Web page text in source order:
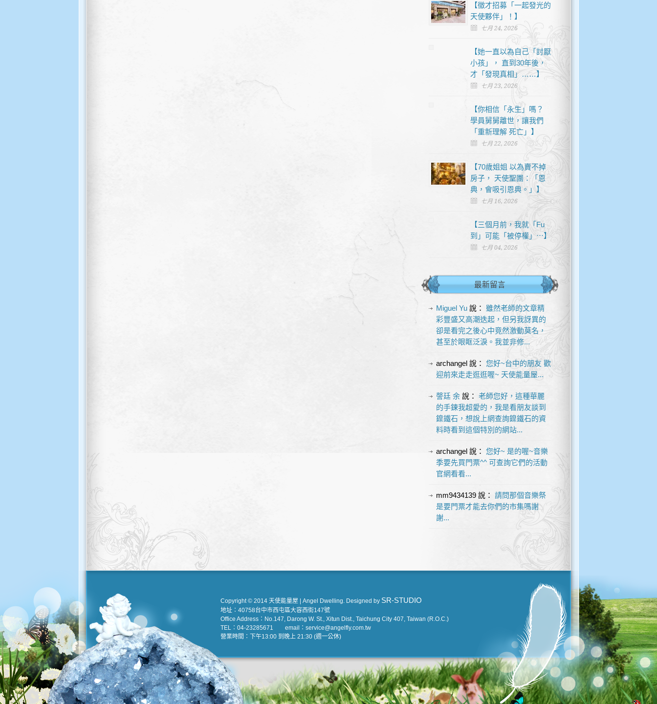
【徵才招募「一起發光的
天使夥伴」！】
七月 24, 2026
【她一直以為自己「討厭
小孩」， 直到30年後，
才「發現真相」……】
七月 23, 2026
【你相信「永生」嗎？
學員舅舅離世，讓我們
「重新理解 死亡」】
七月 22, 2026
【70歲姐姐 以為賣不掉
房子， 天使聖團：「恩
典，會吸引恩典。」】
七月 16, 2026
【三個月前，我就「Fu
到」可能「被停權」⋯】
七月 04, 2026
最新留言
Miguel Yu說： 雖然老師的文章精
彩豐盛又高潮迭起，但另我訝異的
卻是看完之後心中竟然激動莫名，
甚至於眼眶泛淚。我並非修...
archangel說： 您好~台中的朋友 歡
迎前來走走逛逛喔~ 天使能量屋...
謦廷 余說： 老師您好，這種華麗
的手鍊我超愛的，我是看朋友談到
鎳鐵石，想說上網查詢鎳鐵石的資
料時看到這個特別的網站...
archangel說： 您好~ 是的喔~音樂
季要先買門票^^ 可查詢它們的活動
官網看看...
mm9434139說： 請問那個音樂祭
是要門票才能去你們的市集嗎謝
謝...
Copyright © 2014 天使能量屋 | Angel Dwelling. Designed by SR-STUDIO
地址：40758台中市西屯區大容西街147號
Office Address：No.147, Darong W. St., Xitun Dist., Taichung City 407, Taiwan (R.O.C.)
TEL：04-23285671 email：service@angelfly.com.tw
營業時間：下午13:00 到晚上 21:30 (週一公休)